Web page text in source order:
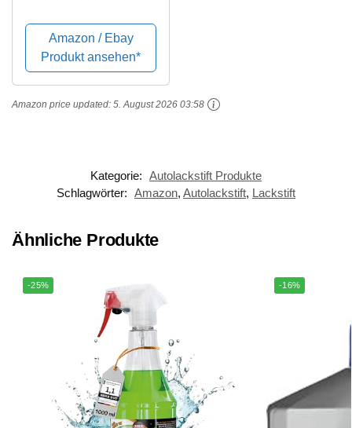
Nacre/Perlmutt Weiss
Perleffekt Grundlack
Basislack Klarlack je
50ml
Amazon / Ebay
Produkt ansehen*
Amazon price updated: 5. August 2026 03:58
Kategorie: Autolackstift Produkte
Schlagwörter: Amazon, Autolackstift, Lackstift
Ähnliche Produkte
-25% -16%